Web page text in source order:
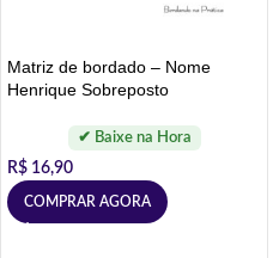
Matriz de bordado – Nome
Henrique Sobreposto
R$ 16,90
COMPRAR AGORA